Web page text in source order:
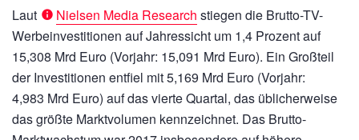
Laut Nielsen Media Research stiegen die Brutto-TV-
Werbeinvestitionen auf Jahressicht um 1,4 Prozent auf
15,308 Mrd Euro (Vorjahr: 15,091 Mrd Euro). Ein Großteil
der Investitionen entfiel mit5,169 Mrd Euro (Vorjahr:
4,983 Mrd Euro) auf das vierte Quartal, das üblicherweise
das größte Marktvolumen kennzeichnet. Das Brutto-